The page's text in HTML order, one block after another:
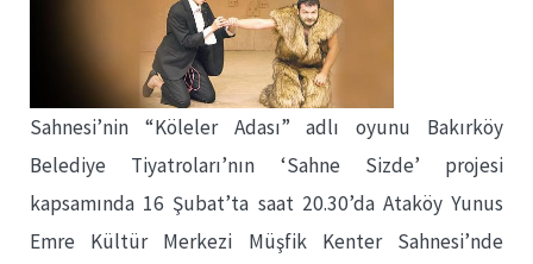
Sahnesi’nin “Köleler Adası” adlı oyunu Bakırköy
Belediye Tiyatroları’nın ‘Sahne Sizde’ projesi
kapsamında 16 Şubat’ta saat 20.30’da Ataköy Yunus
Emre Kültür Merkezi Müşfik Kenter Sahnesi’nde